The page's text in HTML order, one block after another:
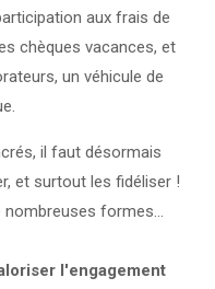
aux frais de
chèques vacances, et
un véhicule de
il faut désormais
et surtout les fidéliser !
nombreuses formes…
l'engagement